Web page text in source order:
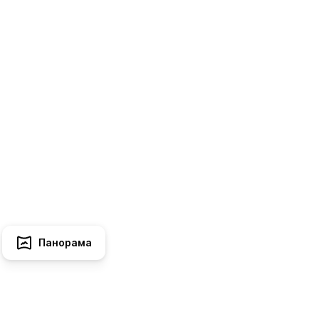
Панорама